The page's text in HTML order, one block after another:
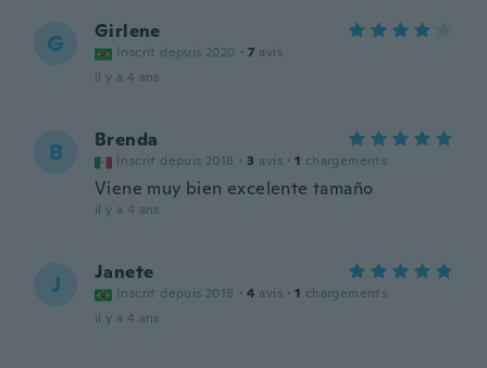
G Girlene
Inscrit depuis 2020 · 7 avis
il y a 4 ans
B Brenda
Inscrit depuis 2018 · 3 avis · 1 chargements
Viene muy bien excelente tamaño
il y a 4 ans
J Janete
Inscrit depuis 2018 · 4 avis · 1 chargements
il y a 4 ans